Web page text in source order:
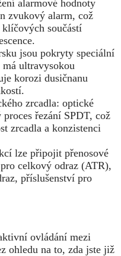
alarmové hodnoty
zvukový alarm, což
součástí
jsou pokryty speciální
ultravysokou
korozi dusičnanu
zrcadla: optické
řezání SPDT, což
zrcadla a konzistenci
lze připojit přenosové
celkový odraz (ATR),
příslušenství pro
ovládání mezi
ohledu na to, zda jste již